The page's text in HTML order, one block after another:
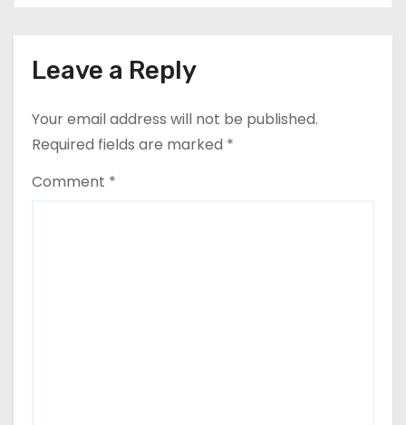
Leave a Reply
Your email address will not be published.
Required fields are marked *
Comment *